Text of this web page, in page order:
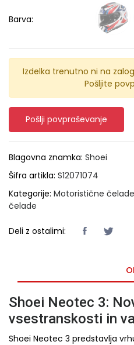
Barva:
Izdelka trenutno ni na
Pošljite
Pošlji povpraševanje
Blagovna znamka: Shoei
Šifra artikla: S12071074
Kategorije: Motoristične čelade
čelade
Deli z ostalimi:
Shoei Neotec 3:
vsestranskosti in
Shoei Neotec 3 predstavlja